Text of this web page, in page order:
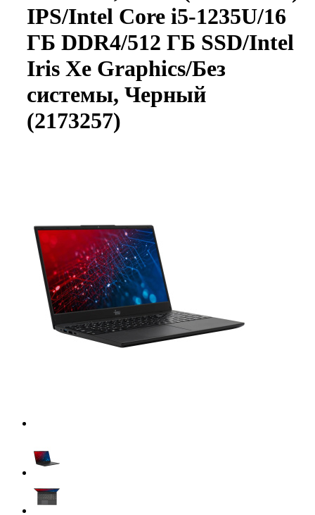
IPS/Intel Core i5-1235U/16
ГБ DDR4/512 ГБ SSD/Intel
Iris Xe Graphics/Без
системы, Черный
(2173257)